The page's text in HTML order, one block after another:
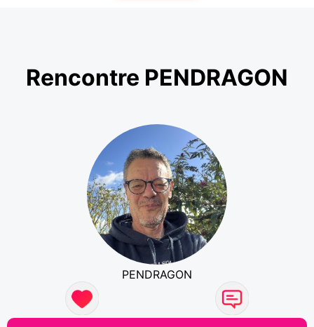
Rencontre PENDRAGON
PENDRAGON